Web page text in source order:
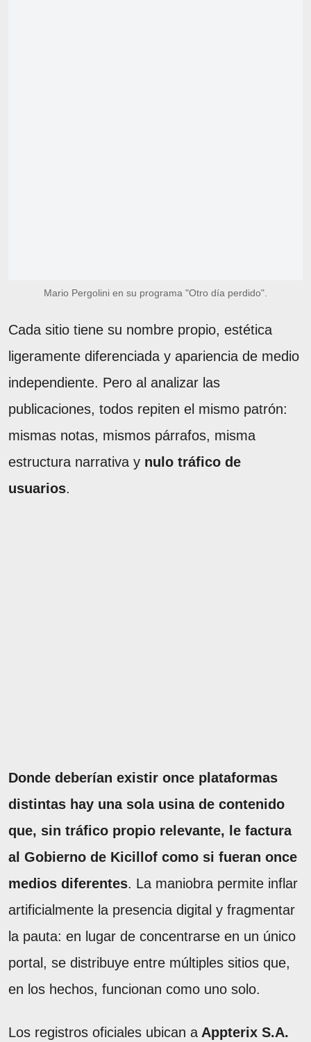
Mario Pergolini en su programa "Otro día perdido".
Cada sitio tiene su nombre propio, estética
ligeramente diferenciada y apariencia de medio
independiente. Pero al analizar las
publicaciones, todos repiten el mismo patrón:
mismas notas, mismos párrafos, misma
estructura narrativa y nulo tráfico de
usuarios.
Donde deberían existir once plataformas
distintas hay una sola usina de contenido
que, sin tráfico propio relevante, le factura
al Gobierno de Kicillof como si fueran once
medios diferentes. La maniobra permite inflar
artificialmente la presencia digital y fragmentar
la pauta: en lugar de concentrarse en un único
portal, se distribuye entre múltiples sitios que,
en los hechos, funcionan como uno solo.
Los registros oficiales ubican a Appterix S.A.